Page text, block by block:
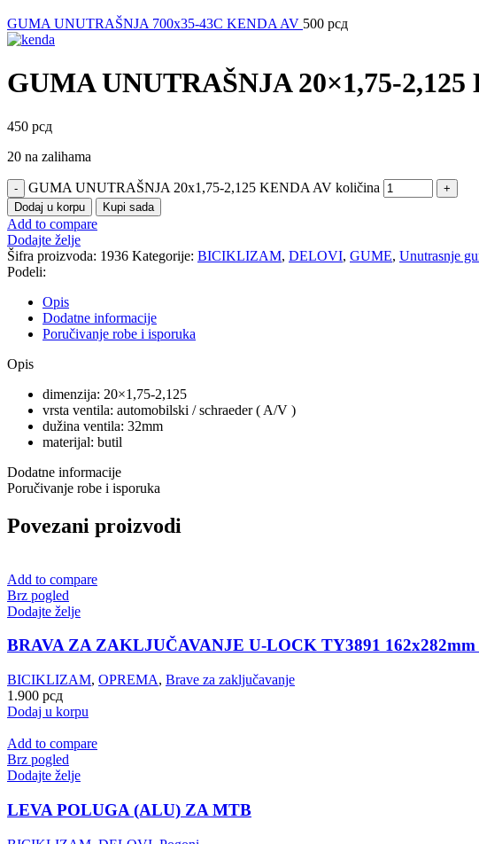
GUMA UNUTRAŠNJA 700x35-43C KENDA AV 500 рсд
GUMA UNUTRAŠNJA 20×1,75-2,125
450 рсд
20 na zalihama
GUMA UNUTRAŠNJA 20x1,75-2,125 KENDA AV količina
Dodaj u korpu Kupi sada
Add to compare
Dodajte želje
Šifra proizvoda: 1936 Kategorije: BICIKLIZAM, DELOVI, GUME, Unutrasnje
Podeli:
Opis
Dodatne informacije
Poručivanje robe i isporuka
Opis
dimenzija: 20×1,75-2,125
vrsta ventila: automobilski / schraeder ( A/V )
dužina ventila: 32mm
materijal: butil
Dodatne informacije
Poručivanje robe i isporuka
Povezani proizvodi
Add to compare
Brz pogled
Dodajte želje
BRAVA ZA ZAKLJUČAVANJE U-LOCK TY3891 162x282mm
BICIKLIZAM, OPREMA, Brave za zaključavanje
1.900 рсд
Dodaj u korpu
Add to compare
Brz pogled
Dodajte želje
LEVA POLUGA (ALU) ZA MTB